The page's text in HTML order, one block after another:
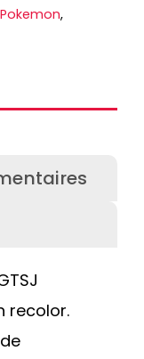
,
recolor.